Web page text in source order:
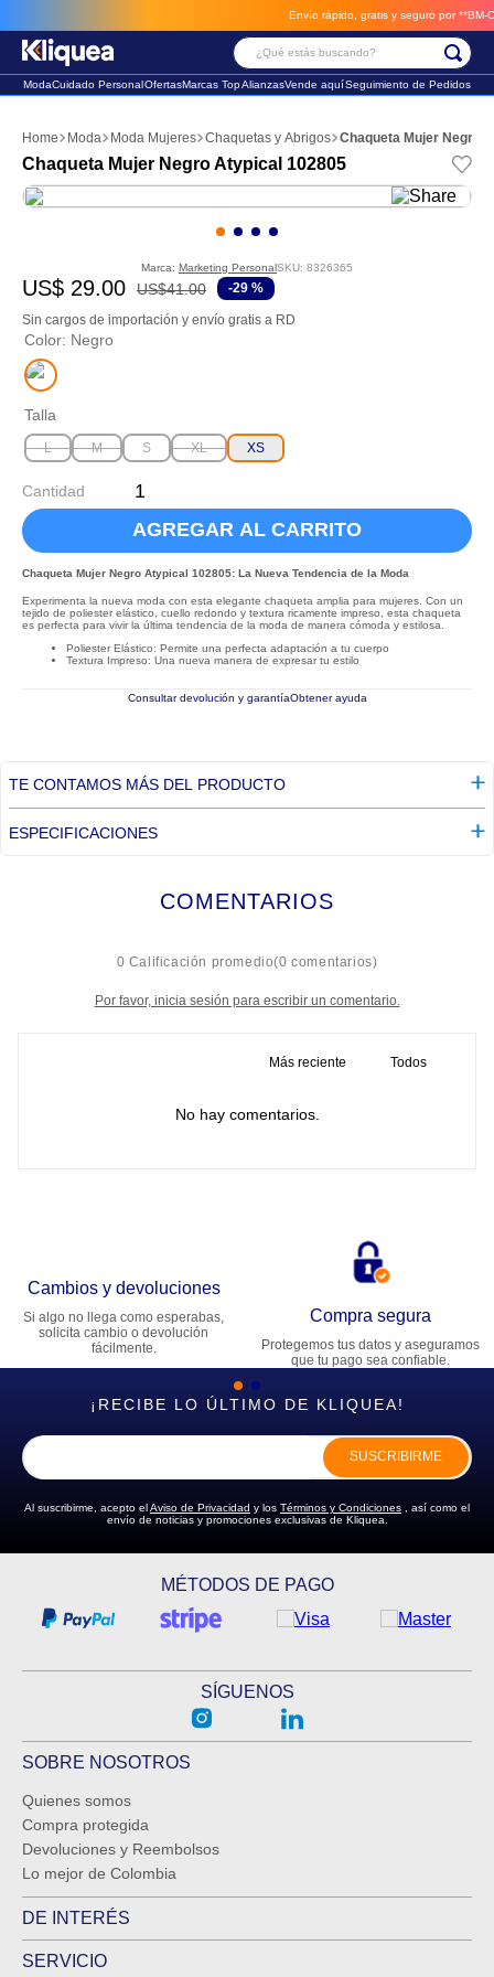
Envío rápido, gratis y seguro por **BM-
¿Qué estás buscando?
ModaCuidado PersonalOfertasMarcas TopAlianzasVende aquíSeguimiento de Pedidos
Moda Moda Mujeres Chaquetas y Abrigos Chaqueta Mujer Negro
Chaqueta Mujer Negro Atypical 102805
Marca: Marketing PersonalSKU: 8326365
US$ 29.00 US$41.00 -29 %
Sin cargos de importación y envío gratis a RD
Color: Negro
Talla
L M S XL XS
Cantidad
AGREGAR AL CARRITO
Chaqueta Mujer Negro Atypical 102805: La Nueva Tendencia de la Moda
Experimenta la nueva moda con esta elegante chaqueta amplia para mujeres. Con un
tejido de poliester elástico, cuello redondo y textura ricamente impreso, esta chaqueta
es perfecta para vivir la última tendencia de la moda de manera cómoda y estilosa.
Poliester Elástico: Permite una perfecta adaptación a tu cuerpo
Textura Impreso: Una nueva manera de expresar tu estilo
Consultar devolución y garantíaObtener ayuda
TE CONTAMOS MÁS DEL PRODUCTO
ESPECIFICACIONES
COMENTARIOS
0 Calificación promedio(0 comentarios)
Por favor, inicia sesión para escribir un comentario.
Más reciente Todos
No hay comentarios.
Cambios y devoluciones
Si algo no llega como esperabas,
solicita cambio o devolución
fácilmente.
Compra segura
Protegemos tus datos y aseguramos
que tu pago sea confiable.
¡RECIBE LO ÚLTIMO DE KLIQUEA!
SUSCRIBIRME
Al suscribirme, acepto elAviso de Privacidad y los Términos y Condiciones , así como el
envío de noticias y promociones exclusivas de Kliquea.
MÉTODOS DE PAGO
SÍGUENOS
SOBRE NOSOTROS
Quienes somos
Compra protegida
Devoluciones y Reembolsos
Lo mejor de Colombia
DE INTERÉS
SERVICIO
2. futbol